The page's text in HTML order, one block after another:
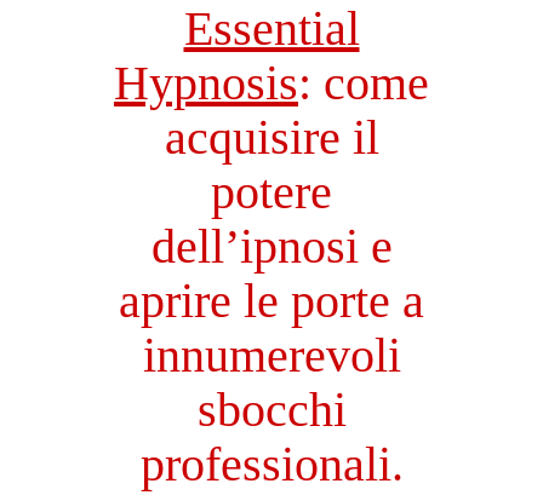
Essential
Hypnosis: come
acquisire il
potere
dell’ipnosi e
aprire le porte a
innumerevoli
sbocchi
professionali.